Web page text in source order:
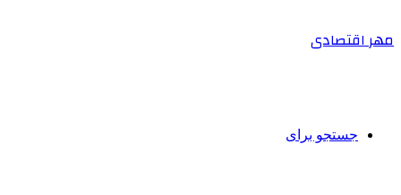
مهر اقتصادی
جستجو برای